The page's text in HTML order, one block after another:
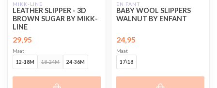
MIKK-LINE
LEATHER SLIPPER - 3D
BROWN SUGAR BY MIKK-
LINE
29,95
Maat
12-18M
18-24M 24-36M
EN FANT
BABY WOOL SLIPPERS
WALNUT BY ENFANT
24,95
Maat
17\18